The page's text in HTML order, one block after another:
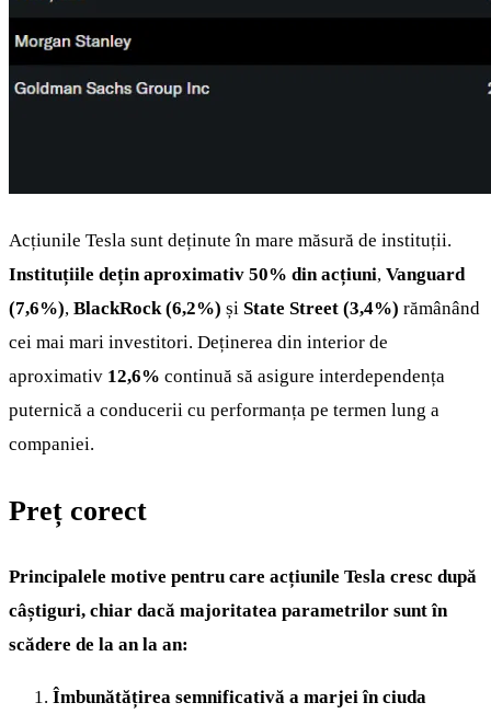
Acțiunile Tesla sunt deținute în mare măsură de instituții.
Instituțiile dețin aproximativ 50% din acțiuni, Vanguard
(7,6%), BlackRock (6,2%) și State Street (3,4%) rămânând
cei mai mari investitori. Deținerea din interior de
aproximativ 12,6% continuă să asigure interdependența
puternică a conducerii cu performanța pe termen lung a
companiei.
Preț corect
Principalele motive pentru care acțiunile Tesla cresc după
câștiguri, chiar dacă majoritatea parametrilor sunt în
scădere de la an la an:
Îmbunătățirea semnificativă a marjei în ciuda